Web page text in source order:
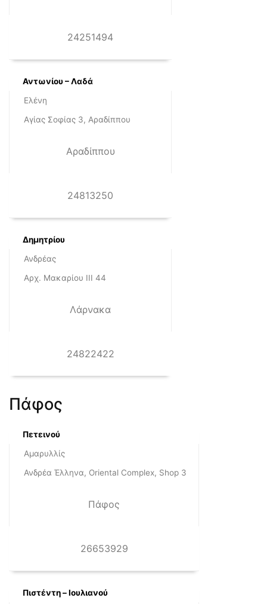
24251494
Αντωνίου – Λαδά
Ελένη
Αγίας Σοφίας 3, Αραδίππου
Αραδίππου
24813250
Δημητρίου
Ανδρέας
Αρχ. Μακαρίου ΙΙΙ 44
Λάρνακα
24822422
Πάφος
Πετεινού
Αμαρυλλίς
Ανδρέα Έλληνα, Oriental Complex, Shop 3
Πάφος
26653929
Πιστέντη – Ιουλιανού